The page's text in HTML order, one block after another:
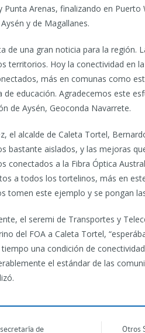
Punta Arenas, finalizando en
y de Magallanes.
de una gran noticia para la región.
territorios. Hoy la conectividad en
más en comunas como
de educación. Agradecemos este
de Aysén, Geoconda Navarrete.
el alcalde de Caleta Tortel,
bastante aislados, y las mejoras
conectados a la Fibra Óptica
a todos los tortelinos, más en
tomen este ejemplo y se pongan
el seremi de Transportes y
del FOA a Caleta Tortel,
una condición de
el estándar de las
de Otros